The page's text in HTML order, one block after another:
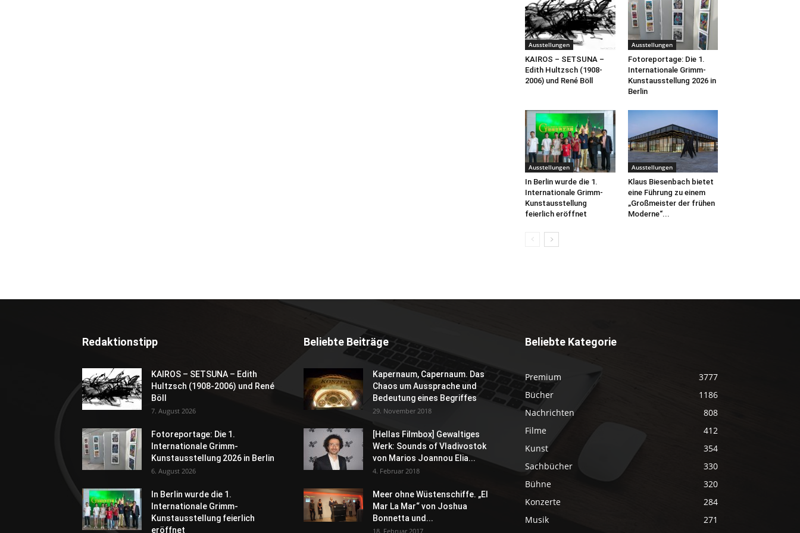
Ausstellungen
KAIROS – SETSUNA –
Edith Hultzsch (1908-
2006) und René Böll
Ausstellungen
Fotoreportage: Die 1.
Internationale Grimm-
Kunstausstellung 2026 in
Berlin
Ausstellungen
In Berlin wurde die 1.
Internationale Grimm-
Kunstausstellung
feierlich eröffnet
Ausstellungen
Klaus Biesenbach bietet
eine Führung zu einem
„Großmeister der frühen
Moderne“...
Redaktionstipp
KAIROS – SETSUNA – Edith
Hultzsch (1908-2006) und René
Böll
7. August 2026
Fotoreportage: Die 1.
Internationale Grimm-
Kunstausstellung 2026 in Berlin
6. August 2026
In Berlin wurde die 1.
Internationale Grimm-
Kunstausstellung feierlich
eröffnet
Beliebte Beiträge
Kapernaum, Capernaum. Das
Chaos um Aussprache und
Bedeutung eines Begriffes
29. November 2018
[Hellas Filmbox] Gewaltiges
Werk: Sounds of Vladivostok
von Marios Joannou Elia...
4. Februar 2018
Meer ohne Wüstenschiffe. „El
Mar La Mar“ von Joshua
Bonnetta und...
18. Februar 2017
Beliebte Kategorie
Premium
3777
Bücher
1186
Nachrichten
808
Filme
412
Kunst
354
Sachbücher
330
Bühne
320
Konzerte
284
Musik
271